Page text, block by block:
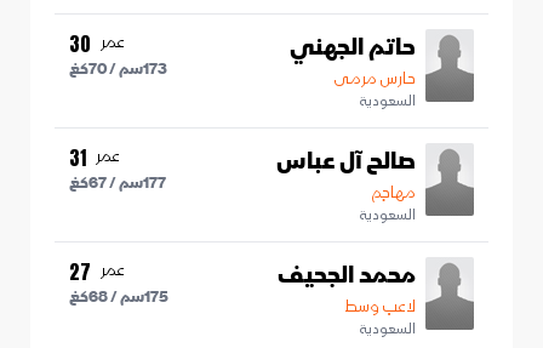
حاتم الجهني
حارس مرمى
السعودية
عمر 30
173سم /70كغ
صالح آل عباس
مهاجم
السعودية
عمر 31
177سم /67كغ
محمد الجحيف
لاعب وسط
السعودية
عمر 27
175سم /68كغ